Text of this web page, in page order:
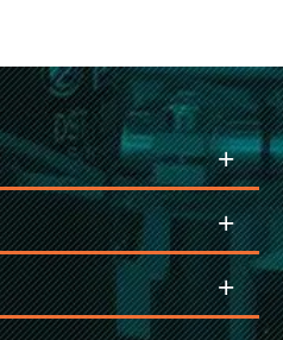
+
+
+